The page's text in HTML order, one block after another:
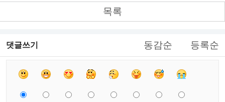
목록
댓글쓰기 동감순 등록순